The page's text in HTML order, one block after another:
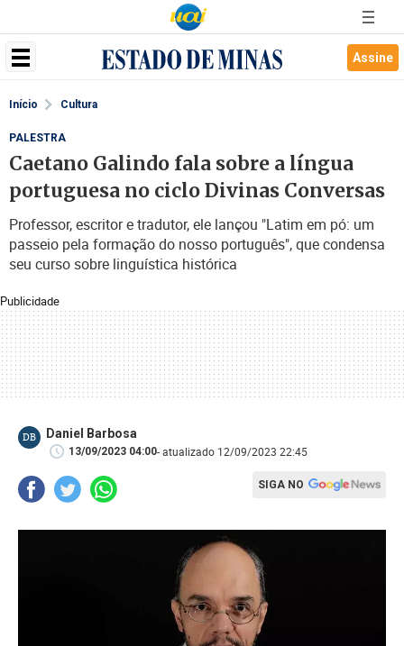
Assine
Início Cultura
Publicidade
PALESTRA
Caetano Galindo fala sobre a língua
portuguesa no ciclo Divinas Conversas
Professor, escritor e tradutor, ele lançou "Latim em pó: um
passeio pela formação do nosso português", que condensa
seu curso sobre linguística histórica
DB Daniel Barbosa
13/09/2023 04:00- atualizado 12/09/2023 22:45
SIGA NO